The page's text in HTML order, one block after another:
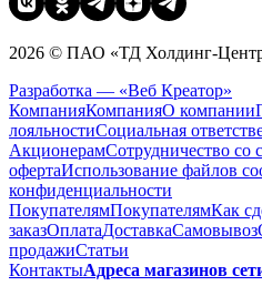
2026 © ПАО «ТД Холдинг-
Разработка — «Веб Креатор»
КомпанияКомпанияО компании
лояльностиСоциальная
АкционерамСотрудничество со
офертаИспользование файлов
конфиденциальности
ПокупателямПокупателямКак
заказОплатаДоставкаCамовывоз
продажиСтатьи
КонтактыАдреса магазинов